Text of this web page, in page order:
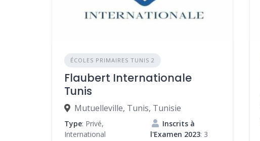
ÉCOLES PRIMAIRES TUNIS 2
Flaubert Internationale
Tunis
Mutuelleville, Tunis, Tunisie
Type: Privé,
International
Inscrits à
l'Examen 2023: 3